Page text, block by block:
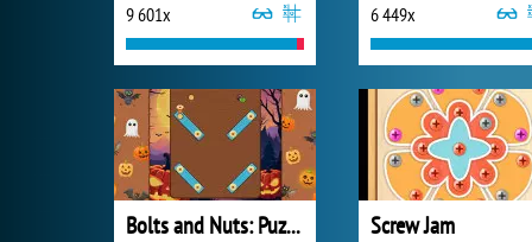
9 601x 6 449x
Bolts and Nuts: Puzzle Screw Jam